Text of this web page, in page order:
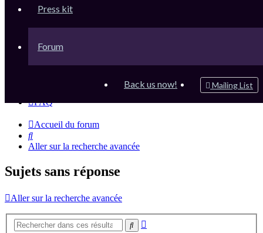
Press kit
Forum
Mailing List
Back us now!
Messages non lus
Rechercher
FAQ
Accueil du forum
Rechercher
Aller sur la recherche avancée
Sujets sans réponse
Aller sur la recherche avancée
Rechercher